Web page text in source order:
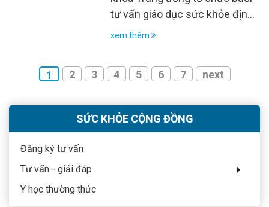
tư vấn giáo dục sức khỏe định
kỳ dành cho người bệnh và
Hiểu đúng để sống khỏe” và
người bệnh rối loạn lipid máu”.
xem thêm
1 2 3 4 5 6 7 next
SỨC KHỎE CỘNG ĐỒNG
Đăng ký tư vấn
Tư vấn - giải đáp
Y học thường thức